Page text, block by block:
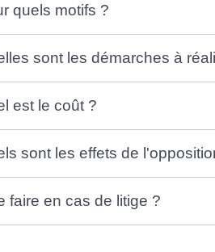
quels motifs ?
sont les démarches à
est le coût ?
sont les effets de
faire en cas de litige ?